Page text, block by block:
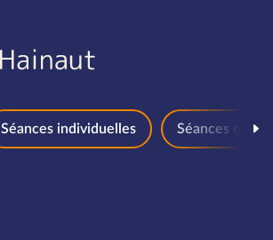
Séances individuelles Séances en